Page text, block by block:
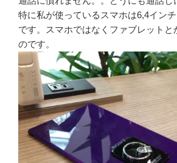
特に私が使っているスマホは6,4イン
です。スマホではなくファブレットと
のです。